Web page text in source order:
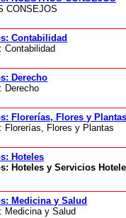
CONSEJOS
Contabilidad
Contabilidad
Derecho
Derecho
Florerías, Flores y
Florerías, Flores y Plantas
Hoteles
Hoteles y Servicios
Medicina y Salud
Medicina y Salud